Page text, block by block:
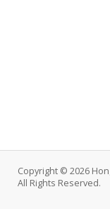
Copyright © 2026
All Rights Reserved.